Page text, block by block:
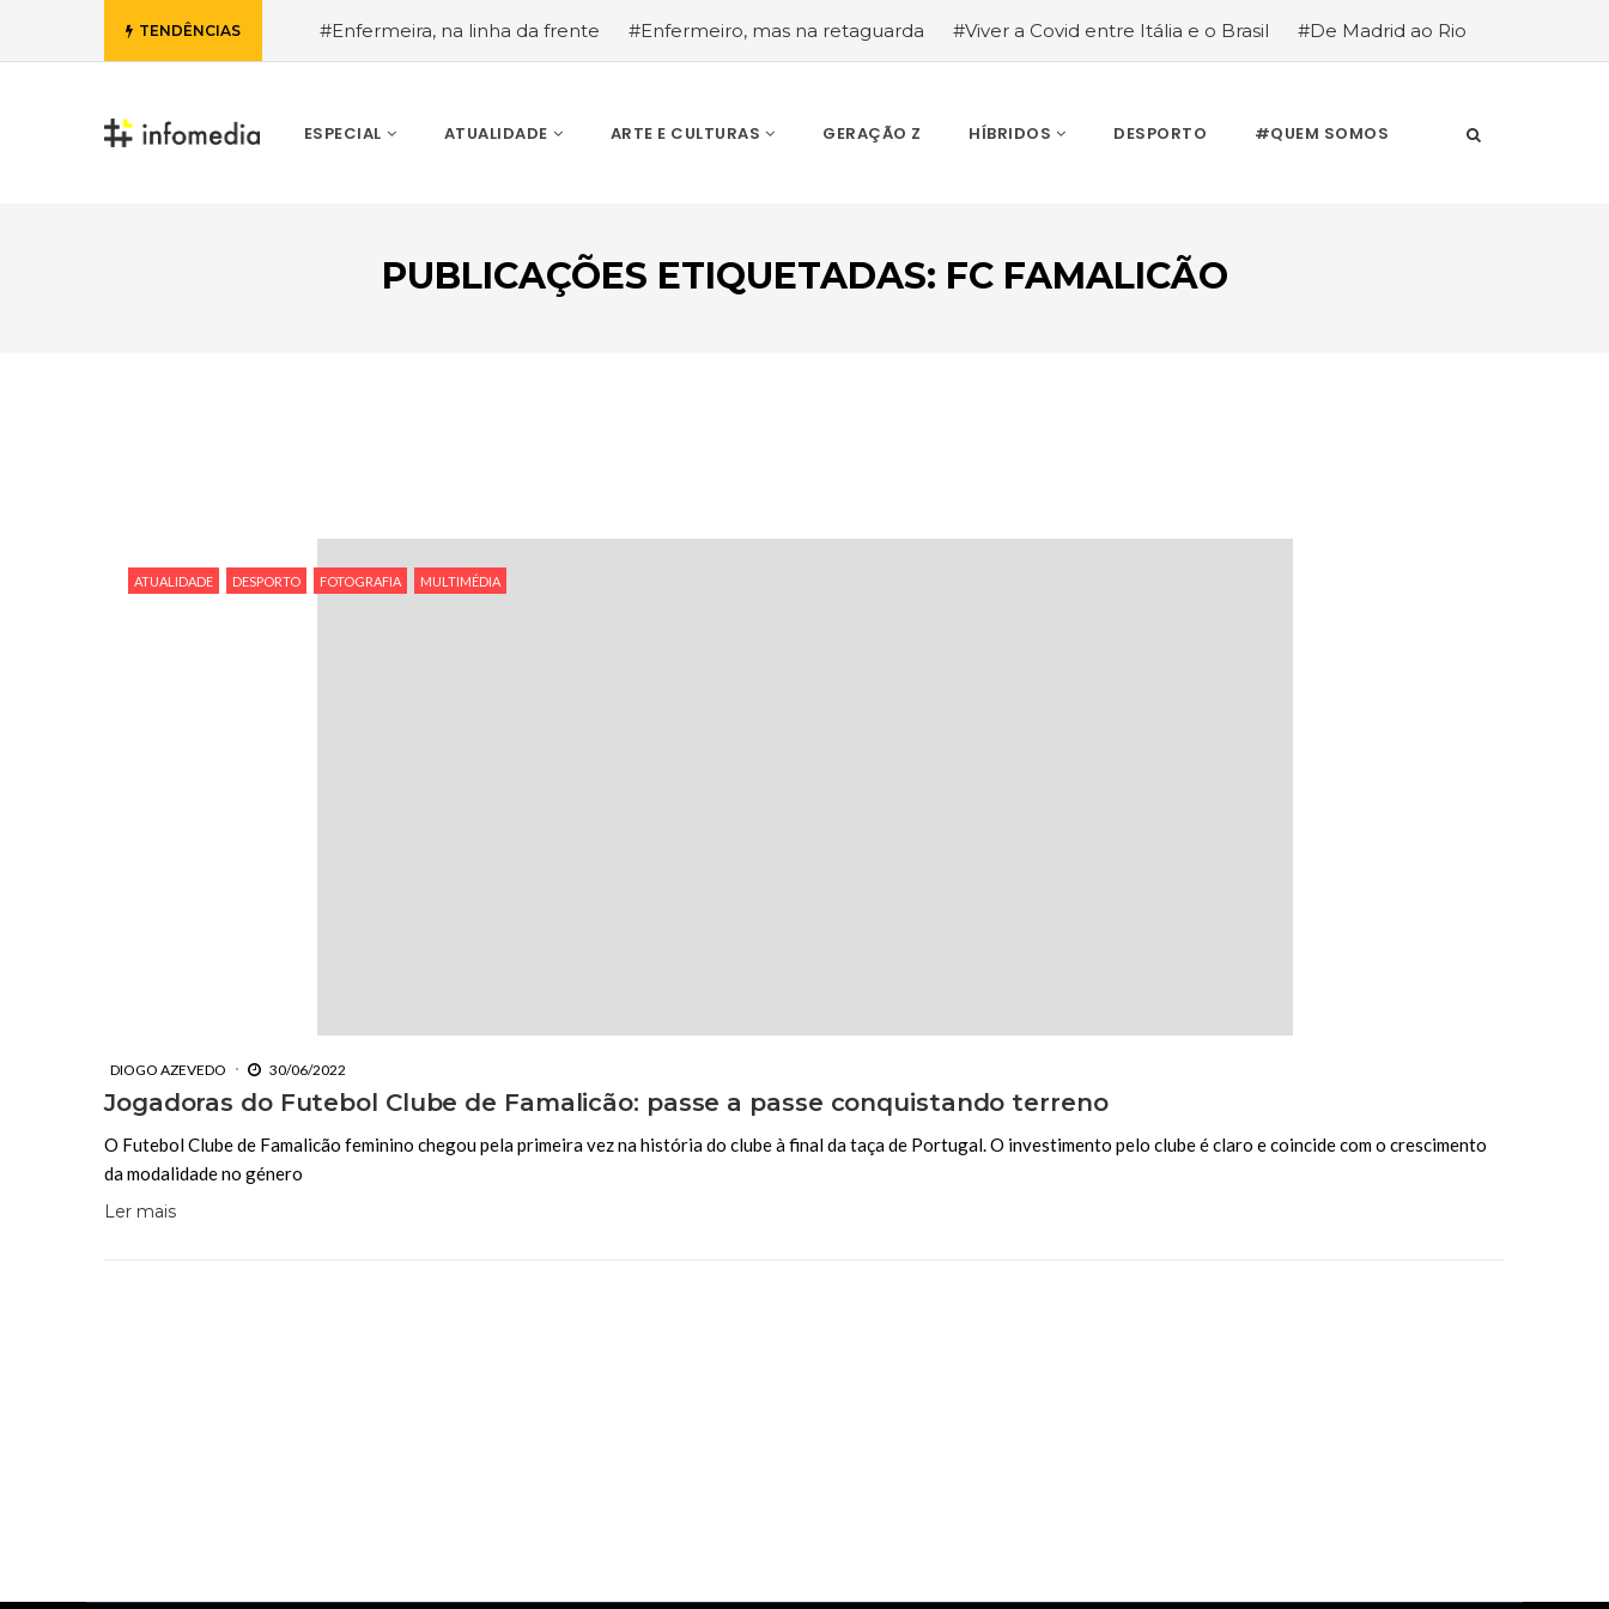
TENDÊNCIAS #Enfermeira, na linha da frente #Enfermeiro, mas na retaguarda #Viver a Covid entre Itália e o Brasil
#De Madrid ao Rio
ESPECIAL ATUALIDADE ARTE E CULTURAS GERAÇÃO Z HÍBRIDOS DESPORTO #QUEM SOMOS
PUBLICAÇÕES ETIQUETADAS: FC FAMALICÃO
ATUALIDADE DESPORTO FOTOGRAFIA MULTIMÉDIA
DIOGO AZEVEDO 30/06/2022
Jogadoras do Futebol Clube de Famalicão: passe a passe conquistando terreno
O Futebol Clube de Famalicão feminino chegou pela primeira vez na história do clube à final da taça de Portugal. O investimento pelo clube é claro e coincide com o crescimento
da modalidade no género
Ler mais